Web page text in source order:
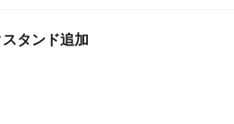
タンド追加